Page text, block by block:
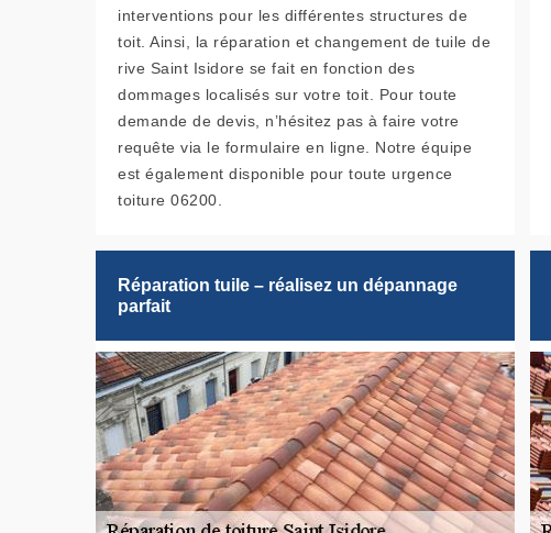
interventions pour les différentes structures de
toit. Ainsi, la réparation et changement de tuile de
rive Saint Isidore se fait en fonction des
dommages localisés sur votre toit. Pour toute
demande de devis, n’hésitez pas à faire votre
requête via le formulaire en ligne. Notre équipe
est également disponible pour toute urgence
toiture 06200.
Réparation tuile – réalisez un dépannage
parfait